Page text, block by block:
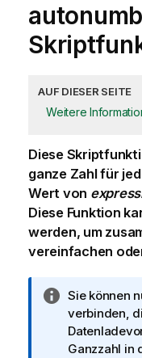
AUF DIESER SEITE
Weitere
Diese
ganze Zahl für
Wert von
Diese Funktion
werden, um
vereinfachen
I
n
f
o
Sie können
verbinden,
Ganzzahl in